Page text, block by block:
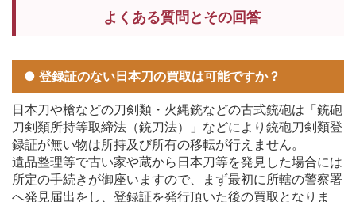
よくある質問とその回答
● 登録証のない日本刀の買取は可能ですか？
日本刀や槍などの刀剣類・火縄銃などの古式銃砲は「銃砲
刀剣類所持等取締法（銃刀法）」などにより銃砲刀剣類登
録証が無い物は所持及び所有の移転が行えません。
遺品整理等で古い家や蔵から日本刀等を発見した場合には
所定の手続きが御座いますので、まず最初に所轄の警察署
へ発見届出をし、登録証を発行頂いた後の買取となりま